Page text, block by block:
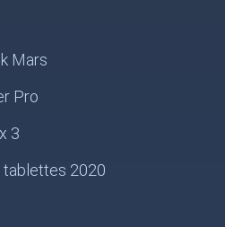
Mars
Pro
3
tablettes 2020